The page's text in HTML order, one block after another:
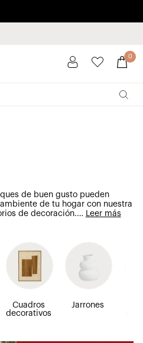
0
de buen gusto pueden
de tu hogar con nuestra
de decoración.… Leer más
Cuadros
decorativos
Jarrones